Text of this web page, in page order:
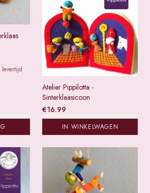
Atelier Pippilotta -
Sinterklaasicoon
€16.99
IN WINKELWAGEN